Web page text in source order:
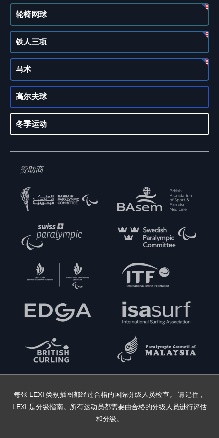
轮椅网球
铁人三项
马术
高尔夫球
冬季运动
赞助商
每张 LEXI 类别插图都经过合格的国际分级人员检查。 请记住，
LEXI 是分级指南。所有运动员都需要由合格的分级人员进行评估
和分级。